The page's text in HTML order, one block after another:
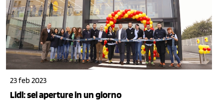
23 feb 2023
Lidl: sei aperture in un giorno